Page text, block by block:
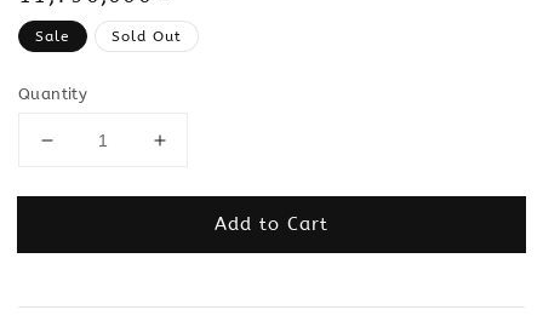
price
Sale Sold Out
Quantity
Add to Cart